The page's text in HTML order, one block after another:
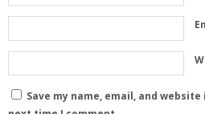
Save my name, email, and